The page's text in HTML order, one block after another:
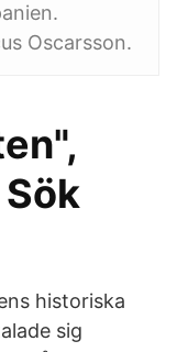
Oscarsson.
historiska
sig